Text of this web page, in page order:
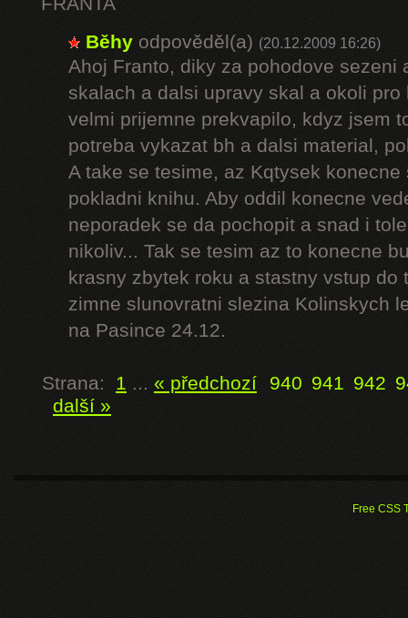
Běhy odpověděl(a) (20.12.2009 16:26)
Ahoj Franto, diky za pohodove sezeni
skalach a dalsi upravy skal a okoli
velmi prijemne prekvapilo, kdyz jsem
potreba vykazat bh a dalsi material,
A take se tesime, az Kqtysek
pokladni knihu. Aby oddil konecne
neporadek se da pochopit a snad i
nikoliv... Tak se tesim az to konecne
krasny zbytek roku a stastny vstup do
zimne slunovratni slezina Kolinskych
na Pasince 24.12.
Strana: 1 ... « předchozí 940 941 942
další »
Free CSS